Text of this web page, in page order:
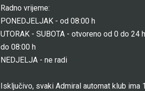
Radno vrijeme:
PONEDJELJAK - od 08:00 h
UTORAK - SUBOTA - otvoreno od 0 do
do 08:00 h
NEDJELJA - ne radi
Isključivo, svaki Admiral automat klub ima